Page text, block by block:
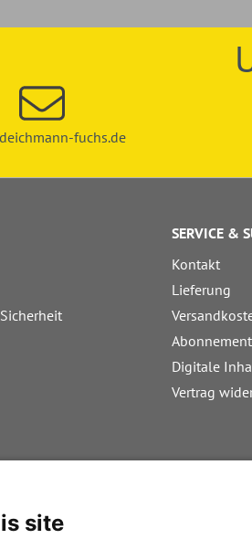
fuchs.de
SERVICE &
Kontakt
Lieferung
Abonnement
Digitale
Vertrag
site